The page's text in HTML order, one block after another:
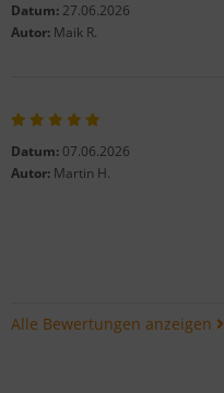
Datum: 27.06.2026
Autor: Maik R.
Datum: 07.06.2026
Autor: Martin H.
Alle Bewertungen anzeigen